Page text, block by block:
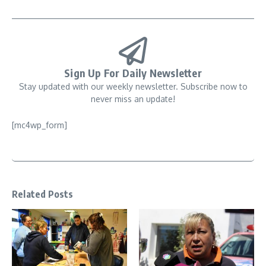
Sign Up For Daily Newsletter
Stay updated with our weekly newsletter. Subscribe now to
never miss an update!
[mc4wp_form]
Related Posts